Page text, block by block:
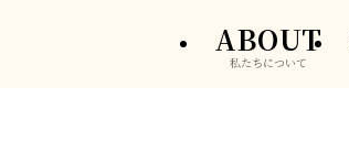
ABOUT
私たちについて